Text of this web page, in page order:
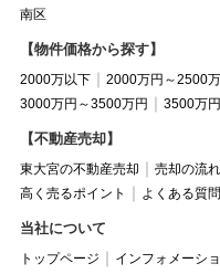
南区
【物件価格から探す】
2000万以下 2000万円～2500
3000万円～3500万円
3500万
【不動産売却】
東大宮の不動産売却 売却の流れ
高く売るポイント
よくある質問
当社について
トップページ インフォメーシ